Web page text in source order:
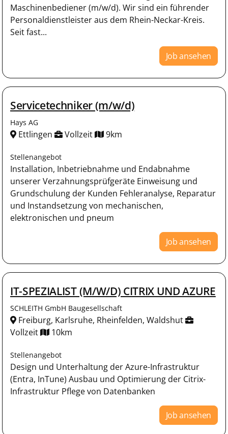
Maschinenbediener (m/w/d). Wir sind ein führender
Personaldienstleister aus dem Rhein-Neckar-Kreis.
Seit fast...
Job ansehen
Servicetechniker (m/w/d)
Hays AG
Ettlingen Vollzeit 9km
Stellenangebot
Installation, Inbetriebnahme und Endabnahme
unserer Verzahnungsprüfgeräte Einweisung und
Grundschulung der Kunden Fehleranalyse, Reparatur
und Instandsetzung von mechanischen,
elektronischen und pneum
Job ansehen
IT-SPEZIALIST (M/W/D) CITRIX UND AZURE
SCHLEITH GmbH Baugesellschaft
Freiburg, Karlsruhe, Rheinfelden, Waldshut
Vollzeit
10km
Stellenangebot
Design und Unterhaltung der Azure-Infrastruktur
(Entra, InTune) Ausbau und Optimierung der Citrix-
Infrastruktur Pflege von Datenbanken
Job ansehen